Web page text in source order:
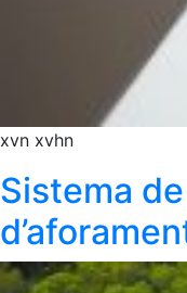
xvn xvhn
Sistema